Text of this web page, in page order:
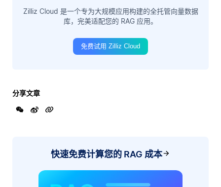
Zilliz Cloud 是一个专为大规模应用构建的全托管向量数据
库，完美适配您的 RAG 应用。
免费试用 Zilliz Cloud
分享文章
快速免费计算您的 RAG 成本